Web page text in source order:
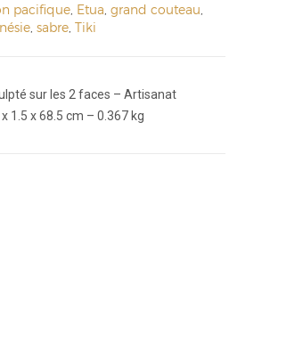
pacifique Etua grand couteau
sabre Tiki
sur les 2 faces – Artisanat
1.5 x 68.5 cm – 0.367 kg